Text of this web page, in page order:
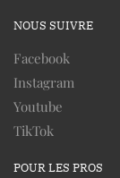
NOUS SUIVRE
Facebook
Instagram
Youtube
TikTok
POUR LES PROS